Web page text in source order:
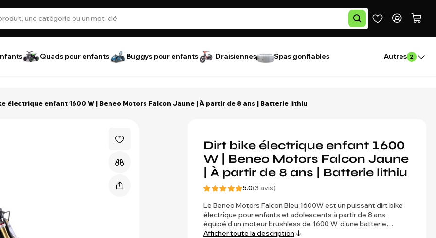
Quads pour enfants Buggys pour enfants Draisiennes Spas gonflables Autres 2
électrique enfant 1600 W | Beneo Motors Falcon Jaune | À partir de 8 ans | Batterie lithiu
Dirt bike électrique enfant 1600
W | Beneo Motors Falcon Jaune
| À partir de 8 ans | Batterie lithiu
5.0(3 avis)
Le Beneo Motors Falcon Bleu 1600W est un puissant dirt bike
électrique pour enfants et adolescents à partir de 8 ans,
équipé d'un moteur brushless de 1600 W, d'une batterie…
Afficher toute la description